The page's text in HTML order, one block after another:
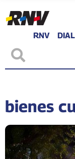
RNV
bienes